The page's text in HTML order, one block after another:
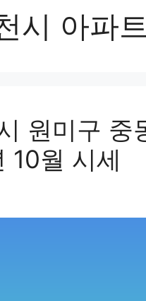
시 아파
원미구 중
10월 시세